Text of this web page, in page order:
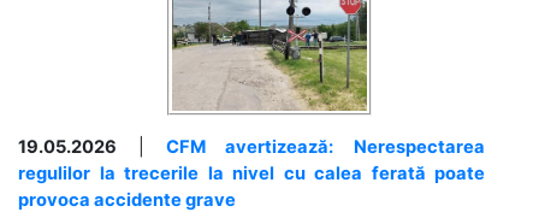
19.05.2026
CFM avertizează: Nerespectarea
regulilor la trecerile la nivel cu calea ferată poate
provoca accidente grave